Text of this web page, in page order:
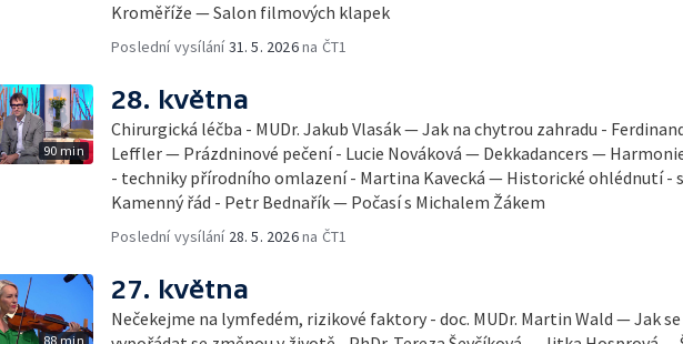
Kroměříže — Salon filmových klapek
Poslední vysílání31. 5. 2026na ČT1
90 min
28. května
Chirurgická léčba - MUDr. Jakub Vlasák — Jak na chytrou zahradu -
Leffler — Prázdninové pečení - Lucie Nováková — Dekkadancers —
- techniky přírodního omlazení - Martina Kavecká — Historické ohlédnutí -
Kamenný řád - Petr Bednařík — Počasí s Michalem Žákem
Poslední vysílání 28. 5. 2026na ČT1
88 min
27. května
Nečekejme na lymfedém, rizikové faktory - doc. MUDr. Martin Wald — Jak se